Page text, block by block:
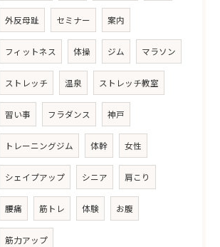
外反母趾 セミナー 案内
フィットネス 体操 ジム マラソン
ストレッチ 温泉 ストレッチ教室
習い事 フラダンス 神戸
トレーニングジム 体幹 女性
シェイプアップ シニア 肩こり
腰痛 筋トレ 体験 お腹
筋力アップ